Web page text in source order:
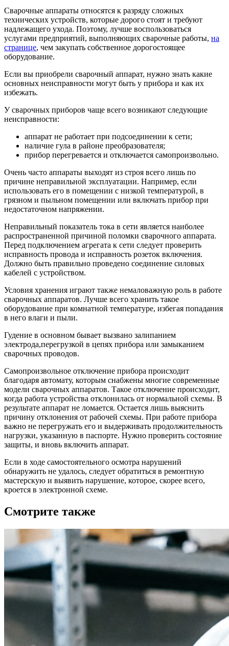
Сварочные аппараты относятся к разряду сложных
технических устройств, которые дорого стоят и требуют
надлежащего ухода. Поэтому, лучше воспользоваться
услугами предприятий, выполняющих сварочные работы, на
странице, чем закупать собственное дорогостоящее
оборудование.
Если вы приобрели сварочный аппарат, нужно знать какие
основных неисправности могут быть у прибора и как их
избежать.
У сварочных приборов чаще всего возникают следующие
неисправности:
аппарат не работает при подсоединении к сети;
наличие гула в районе преобразователя;
прибор перегревается и отключается самопроизвольно.
Очень часто аппараты выходят из строя всего лишь по
причине неправильной эксплуатации. Например, если
использовать его в помещении с низкой температурой, в
грязном и пыльном помещении или включать прибор при
недостаточном напряжении.
Неправильный показатель тока в сети является наиболее
распространенной причиной поломки сварочного аппарата.
Перед подключением агрегата к сети следует проверить
исправность провода и исправность розеток включения.
Должно быть правильно проведено соединение силовых
кабелей с устройством.
Условия хранения играют также немаловажную роль в работе
сварочных аппаратов. Лучше всего хранить такое
оборудование при комнатной температуре, избегая попадания
в него влаги и пыли.
Гудение в основном бывает вызвано залипанием
электрода,перегрузкой в цепях прибора или замыканием
сварочных проводов.
Самопроизвольное отключение прибора происходит
благодаря автомату, которым снабжены многие современные
модели сварочных аппаратов. Такое отключение происходит,
когда работа устройства отклонилась от нормальной схемы. В
результате аппарат не ломается. Остается лишь выяснить
причину отклонения от рабочей схемы. При работе прибора
важно не перегружать его и выдерживать продолжительность
нагрузки, указанную в паспорте. Нужно проверить состояние
защиты, и вновь включить аппарат.
Если в ходе самостоятельного осмотра нарушений
обнаружить не удалось, следует обратиться в ремонтную
мастерскую и выявить нарушение, которое, скорее всего,
кроется в электронной схеме.
Смотрите также